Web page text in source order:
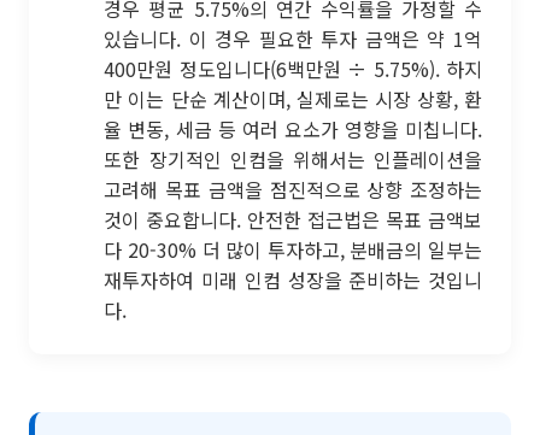
경우 평균 5.75%의 연간 수익률을 가정할 수
있습니다. 이 경우 필요한 투자 금액은 약 1억
400만원 정도입니다(6백만원 ÷ 5.75%). 하지
만 이는 단순 계산이며, 실제로는 시장 상황, 환
율 변동, 세금 등 여러 요소가 영향을 미칩니다.
또한 장기적인 인컴을 위해서는 인플레이션을
고려해 목표 금액을 점진적으로 상향 조정하는
것이 중요합니다. 안전한 접근법은 목표 금액보
다 20-30% 더 많이 투자하고, 분배금의 일부는
재투자하여 미래 인컴 성장을 준비하는 것입니
다.